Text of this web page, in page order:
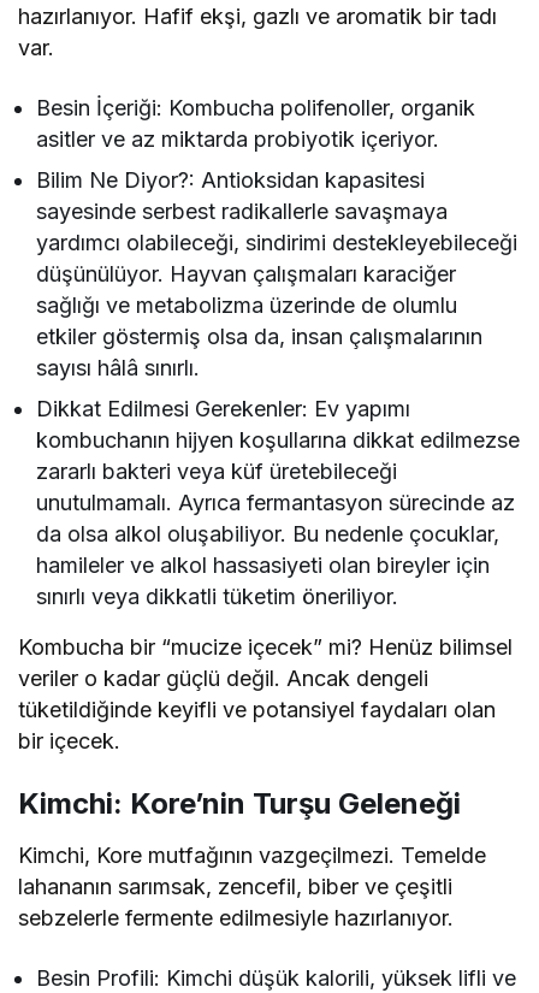
hazırlanıyor. Hafif ekşi, gazlı ve aromatik bir tadı
var.
Besin İçeriği: Kombucha polifenoller, organik
asitler ve az miktarda probiyotik içeriyor.
Bilim Ne Diyor?: Antioksidan kapasitesi
sayesinde serbest radikallerle savaşmaya
yardımcı olabileceği, sindirimi destekleyebileceği
düşünülüyor. Hayvan çalışmaları karaciğer
sağlığı ve metabolizma üzerinde de olumlu
etkiler göstermiş olsa da, insan çalışmalarının
sayısı hâlâ sınırlı.
Dikkat Edilmesi Gerekenler: Ev yapımı
kombuchanın hijyen koşullarına dikkat edilmezse
zararlı bakteri veya küf üretebileceği
unutulmamalı. Ayrıca fermantasyon sürecinde az
da olsa alkol oluşabiliyor. Bu nedenle çocuklar,
hamileler ve alkol hassasiyeti olan bireyler için
sınırlı veya dikkatli tüketim öneriliyor.
Kombucha bir “mucize içecek” mi? Henüz bilimsel
veriler o kadar güçlü değil. Ancak dengeli
tüketildiğinde keyifli ve potansiyel faydaları olan
bir içecek.
Kimchi: Kore’nin Turşu Geleneği
Kimchi, Kore mutfağının vazgeçilmezi. Temelde
lahananın sarımsak, zencefil, biber ve çeşitli
sebzelerle fermente edilmesiyle hazırlanıyor.
Besin Profili: Kimchi düşük kalorili, yüksek lifli ve